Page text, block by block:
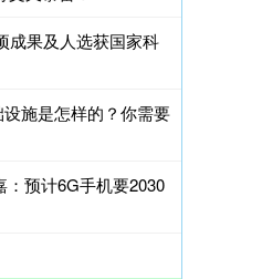
成果及人选获国家科
施是怎样的？你需要
预计6G手机要2030